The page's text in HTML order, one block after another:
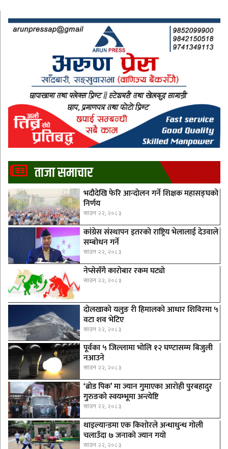
ताजा समाचार
भदौदेखि फेरि आन्दोलन गर्ने शिक्षक महासङ्घको
निर्णय
साउन २२, २०८३
कांग्रेस संस्थापन इतरको राष्ट्रिय भेलालाई देउवाले
सम्बोधन गर्ने
साउन २२, २०८३
नेप्सेसँगै काराेबार रकम घट्याे
साउन २२, २०८३
दोलखाको यलुङ री हिमालको आधार शिविरमा ५
वटा शव भेटिए
साउन २२, २०८३
पूर्वका ५ जिल्लामा भाेलि १२ घण्टासम्म बिजुली
नआउने
साउन २२, २०८३
‘ब्रोड पिक’ मा ज्यान गुमाएका आराेही पुरबहादुर
गुरुङको स्वयम्भूमा अन्त्येष्टि
साउन २२, २०८३
थाइल्यान्डमा एक किशोरले अन्धाधुन्ध गोली
चलाउँदा ७ जनाको ज्यान गयो
साउन २२, २०८३